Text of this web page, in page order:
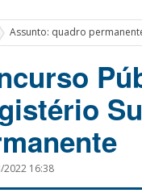
Assunto: quadro
2022 16:38